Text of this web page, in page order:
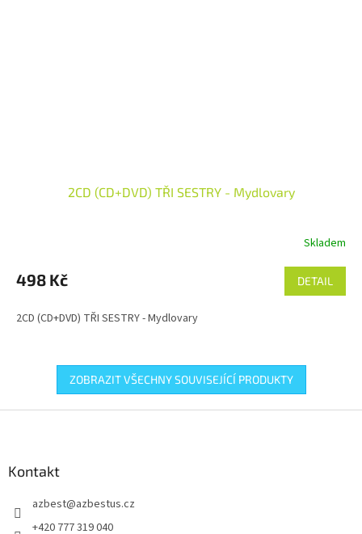
2CD (CD+DVD) TŘI SESTRY - Mydlovary
Skladem
498 Kč DETAIL
2CD (CD+DVD) TŘI SESTRY - Mydlovary
ZOBRAZIT VŠECHNY SOUVISEJÍCÍ PRODUKTY
Kontakt
azbest@azbestus.cz
+420 777 319 040